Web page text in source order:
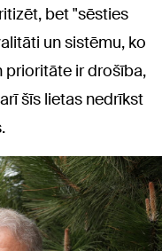
bet "sēsties
un sistēmu, ko
prioritāte ir drošība,
šīs lietas nedrīkst